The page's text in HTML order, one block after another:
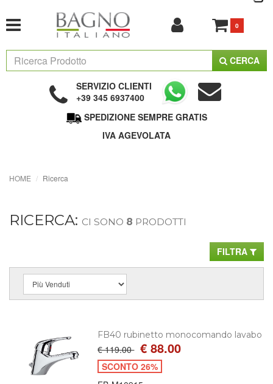
0
CERCA
SERVIZIO CLIENTI
+39 345 6937400
SPEDIZIONE SEMPRE GRATIS
IVA AGEVOLATA
HOME Ricerca
RICERCA: CI SONO 8 PRODOTTI
FILTRA
FB40 rubinetto monocomando lavabo
€ 119.00 € 88.00
SCONTO 26%